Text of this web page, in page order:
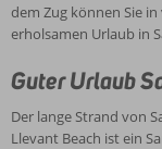
dem Zug können Sie
erholsamen Urlaub in
Guter Urlaub
Der lange Strand von
Llevant Beach ist ein